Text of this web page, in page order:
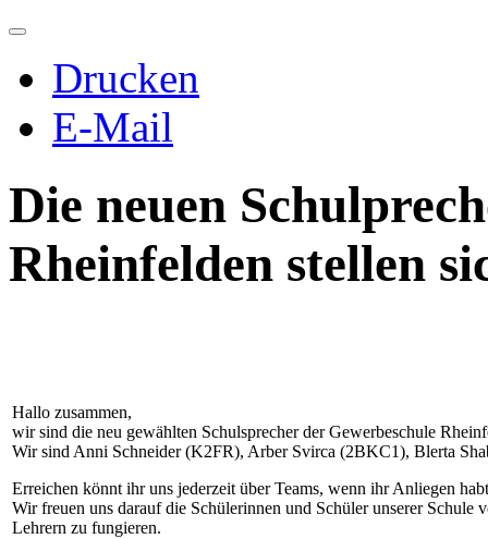
Drucken
E-Mail
Die neuen
Rheinfelden stellen
Hallo zusammen,
wir sind die neu gewählten Schulsprecher der Gewerbeschule
Wir sind Anni Schneider (K2FR), Arber Svirca (2BKC1), Blerta
Erreichen könnt ihr uns jederzeit über Teams, wenn ihr Anliegen
Wir freuen uns darauf die Schülerinnen und Schüler unserer
Lehrern zu fungieren.